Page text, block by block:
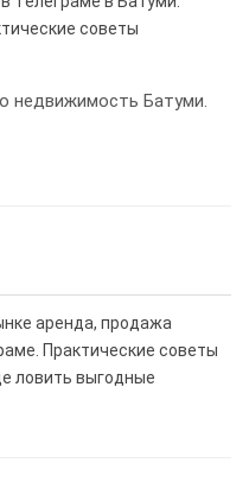
советы
недвижимость Батуми.
аренда, продажа
Практические советы
ловить выгодные